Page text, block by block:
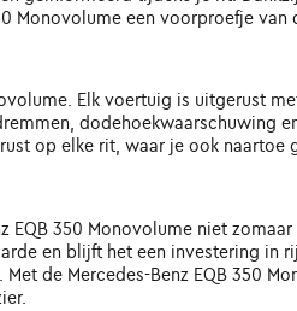
Monovolume een voorproefje
Elk voertuig is uitgerust
dodehoekwaarschuwing
op elke rit, waar je ook naartoe
350 Monovolume niet
en blijft het een investering in
de Mercedes-Benz EQB 350